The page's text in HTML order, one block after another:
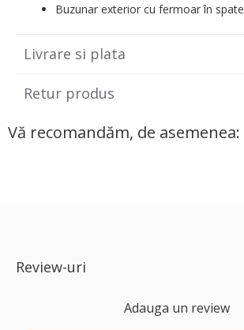
Buzunar exterior cu fermoar în spate
Livrare si plata
Retur produs
Vă recomandăm, de asemenea:
Review-uri
Adauga un review